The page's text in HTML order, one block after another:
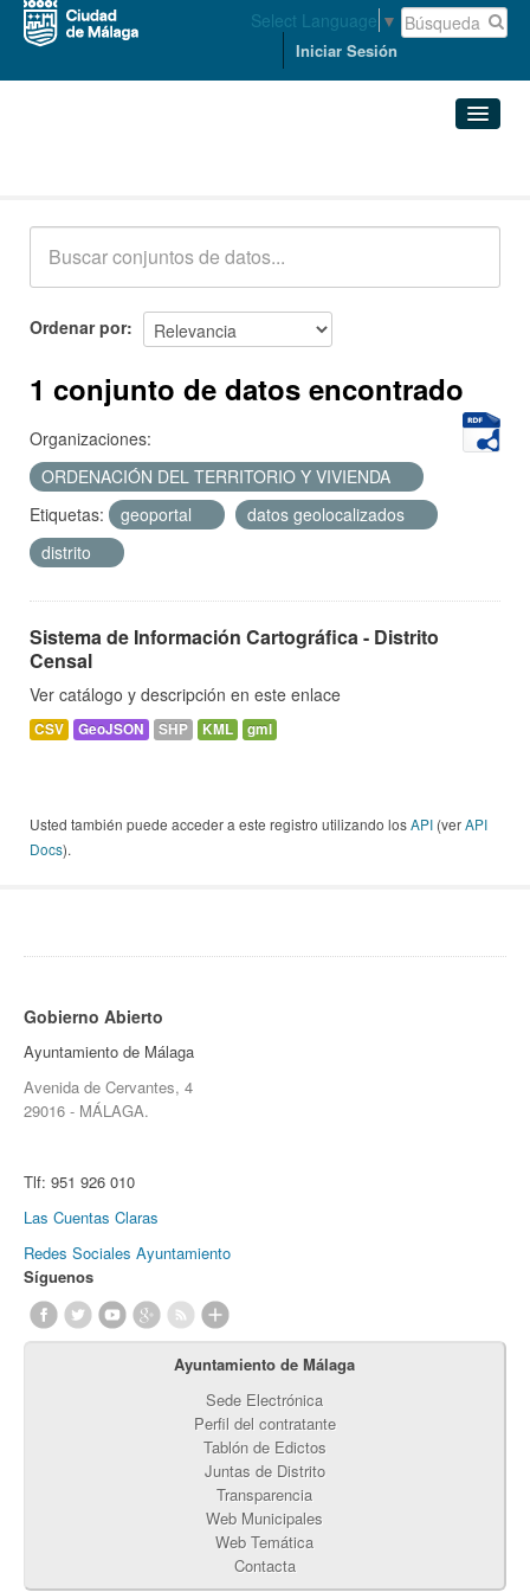
Select Language ▼
Iniciar Sesión
Acerca de
Ordenar por
1 conjunto de datos encontrado
Organizaciones:
ORDENACIÓN DEL TERRITORIO Y VIVIENDA
Etiquetas:
geoportal
datos geolocalizados
distrito
Sistema de Información Cartográfica - Distrito
Censal
Ver catálogo y descripción en este enlace
CSV GeoJSON SHP KML gml
Usted también puede acceder a este registro utilizando losAPI (verAPI
Docs).
Gobierno Abierto
Ayuntamiento de Málaga
Avenida de Cervantes, 4
29016 - MÁLAGA.
Tlf: 951 926 010
Las Cuentas Claras
Redes Sociales Ayuntamiento
Síguenos
Ayuntamiento de Málaga
Sede Electrónica
Perfil del contratante
Tablón de Edictos
Juntas de Distrito
Transparencia
Web Municipales
Web Temática
Contacta